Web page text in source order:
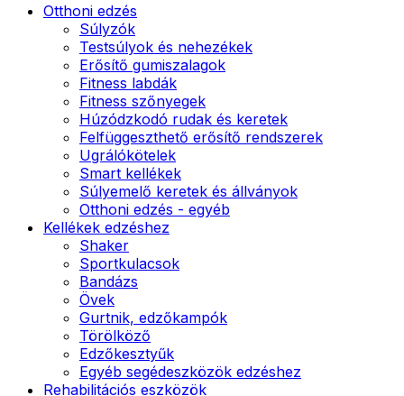
Otthoni edzés
Súlyzók
Testsúlyok és nehezékek
Erősítő gumiszalagok
Fitness labdák
Fitness szőnyegek
Húzódzkodó rudak és keretek
Felfüggeszthető erősítő rendszerek
Ugrálókötelek
Smart kellékek
Súlyemelő keretek és állványok
Otthoni edzés - egyéb
Kellékek edzéshez
Shaker
Sportkulacsok
Bandázs
Övek
Gurtnik, edzőkampók
Törölköző
Edzőkesztyűk
Egyéb segédeszközök edzéshez
Rehabilitációs eszközök